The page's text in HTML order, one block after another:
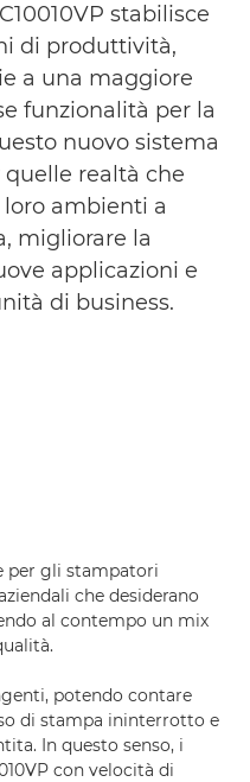
stabilisce
di produttività,
a una maggiore
funzionalità per la
nuovo sistema
realtà che
ambienti a
migliorare la
applicazioni e
di business.
per gli stampatori
che desiderano
al contempo un mix
potendo contare
di stampa ininterrotto e
In questo senso, i
con velocità di